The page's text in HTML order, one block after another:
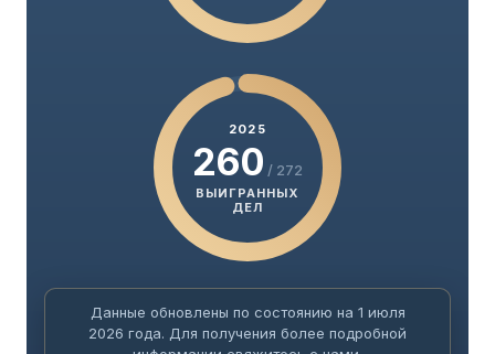
2025
260 / 272
ВЫИГРАННЫХ
ДЕЛ
Данные обновлены по состоянию на 1 июля
2026 года. Для получения более подробной